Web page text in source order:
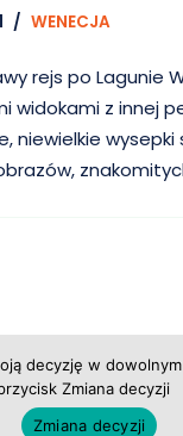
WENECJA
rejs po Lagunie
widokami z innej
niewielkie wysepki
Probiz,
decyzję w
Zmiana decyzji
Zmiana decyzji